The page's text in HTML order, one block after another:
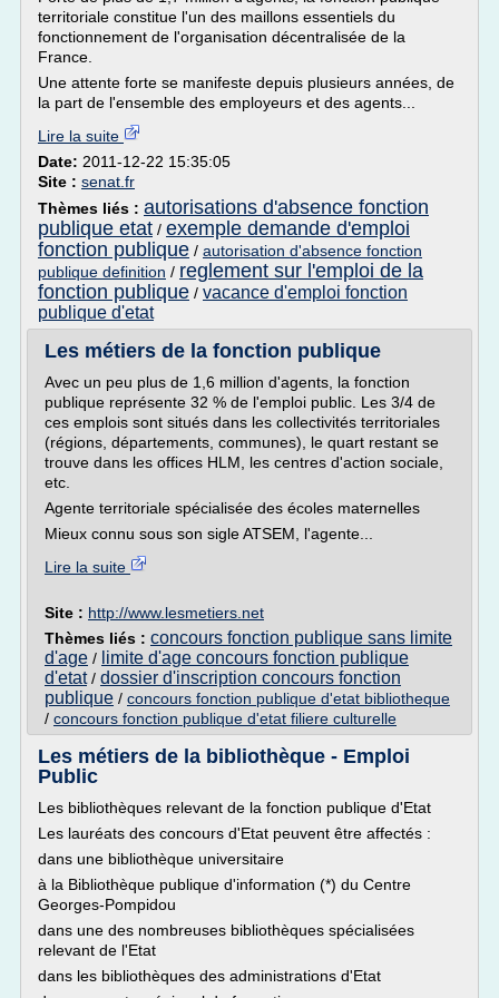
territoriale constitue l'un des maillons essentiels du
fonctionnement de l'organisation décentralisée de la
France.
Une attente forte se manifeste depuis plusieurs années, de
la part de l'ensemble des employeurs et des agents...
Lire la suite
Date: 2011-12-22 15:35:05
Site : senat.fr
Thèmes liés : autorisations d'absence fonction
publique etat / exemple demande d'emploi
fonction publique / autorisation d'absence fonction
publique definition / reglement sur l'emploi de la
fonction publique / vacance d'emploi fonction
publique d'etat
Les métiers de la fonction publique
Avec un peu plus de 1,6 million d'agents, la fonction
publique représente 32 % de l'emploi public. Les 3/4 de
ces emplois sont situés dans les collectivités territoriales
(régions, départements, communes), le quart restant se
trouve dans les offices HLM, les centres d'action sociale,
etc.
Agente territoriale spécialisée des écoles maternelles
Mieux connu sous son sigle ATSEM, l'agente...
Lire la suite
Site : http://www.lesmetiers.net
Thèmes liés : concours fonction publique sans limite
d'age / limite d'age concours fonction publique
d'etat/ dossier d'inscription concours fonction
publique / concours fonction publique d'etat bibliotheque
/ concours fonction publique d'etat filiere culturelle
Les métiers de la bibliothèque - Emploi
Public
Les bibliothèques relevant de la fonction publique d'Etat
Les lauréats des concours d'Etat peuvent être affectés :
dans une bibliothèque universitaire
à la Bibliothèque publique d'information (*) du Centre
Georges-Pompidou
dans une des nombreuses bibliothèques spécialisées
relevant de l'Etat
dans les bibliothèques des administrations d'Etat